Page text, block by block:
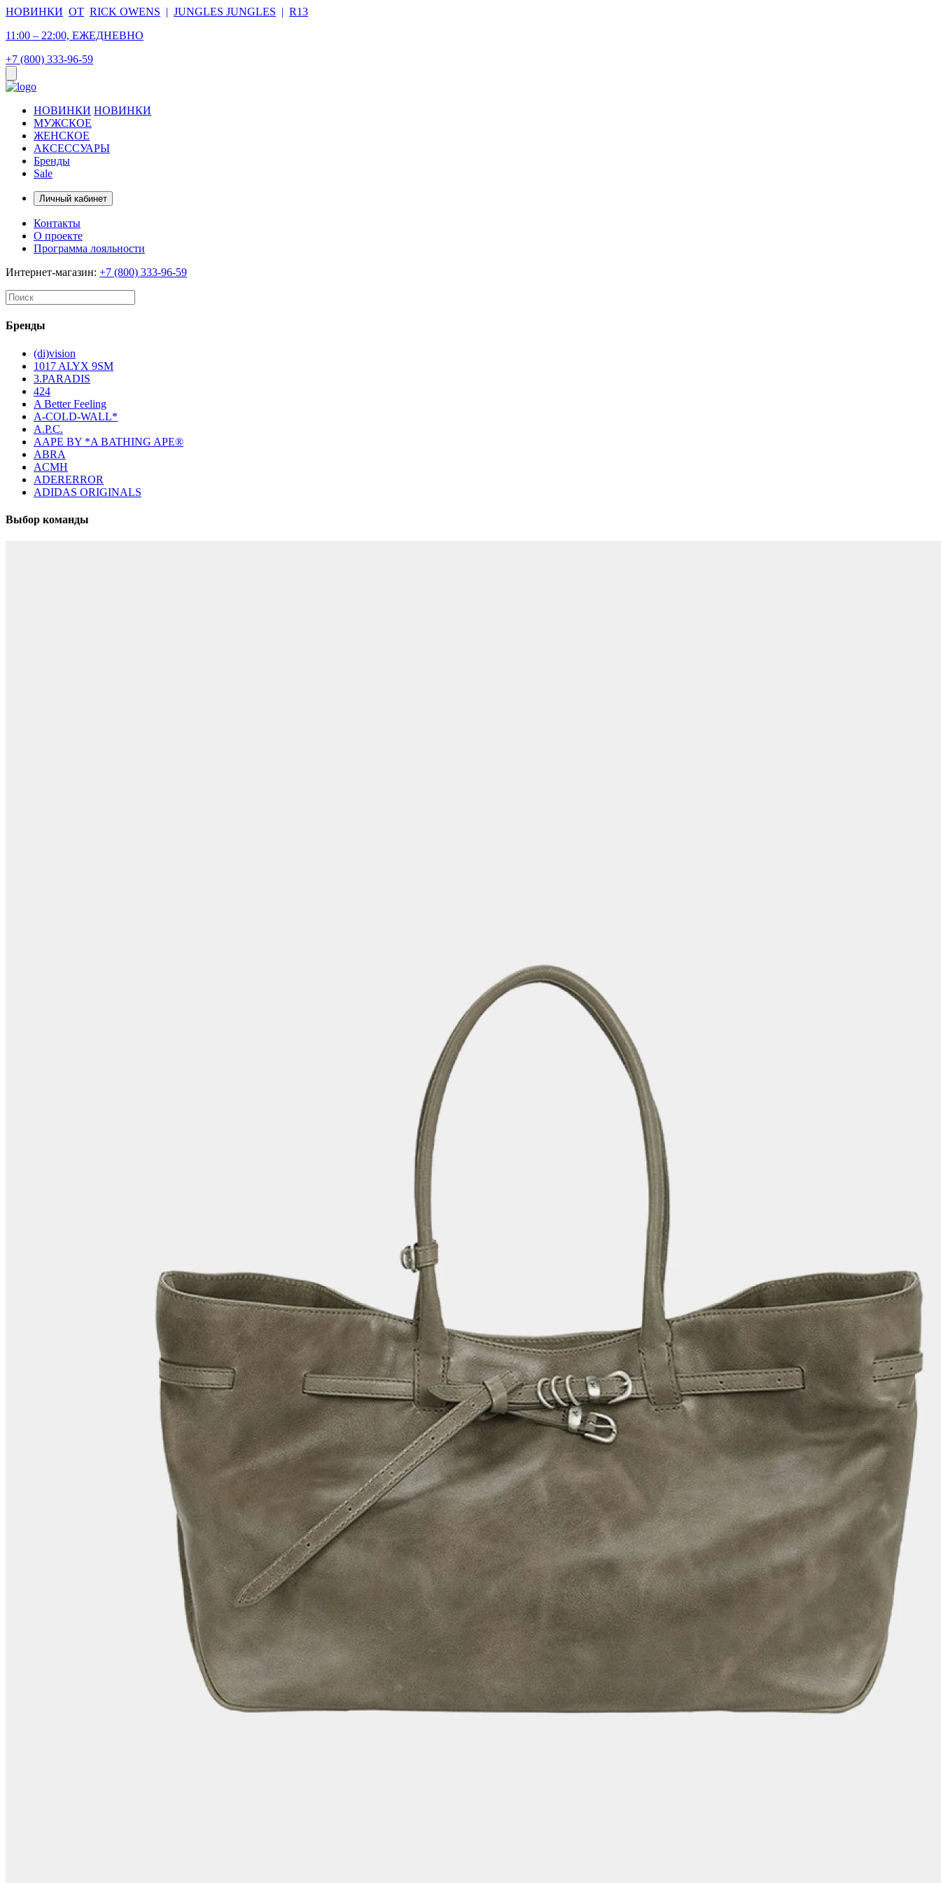
НОВИНКИ ОТ RICK OWENS | JUNGLES JUNGLES | R13
11:00 – 22:00, ЕЖЕДНЕВНО
+7 (800) 333-96-59
НОВИНКИ НОВИНКИ
МУЖСКОЕ
ЖЕНСКОЕ
АКСЕССУАРЫ
Бренды
Sale
Личный кабинет
Контакты
О проекте
Программа лояльности
Интернет-магазин: +7 (800) 333-96-59
Бренды
(di)vision
1017 ALYX 9SM
3.PARADIS
424
A Better Feeling
A-COLD-WALL*
A.P.C.
AAPE BY *A BATHING APE®
ABRA
ACMH
ADERERROR
ADIDAS ORIGINALS
Выбор команды